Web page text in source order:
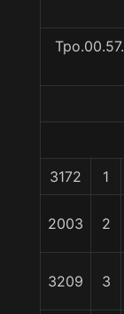
3172 1
2003 2
3209 3